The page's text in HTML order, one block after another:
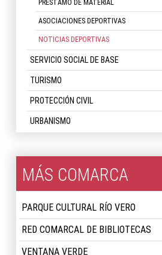
PRÉSTAMO DE MATERIAL
ASOCIACIONES DEPORTIVAS
NOTICIAS DEPORTIVAS
SERVICIO SOCIAL DE BASE
TURISMO
PROTECCIÓN CIVIL
URBANISMO
MÁS COMARCA
PARQUE CULTURAL RÍO VERO
RED COMARCAL DE BIBLIOTECAS
VENTANA VERDE